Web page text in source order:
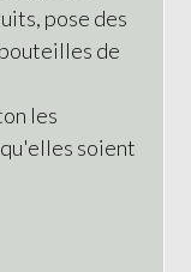
pose des
de
les
soient